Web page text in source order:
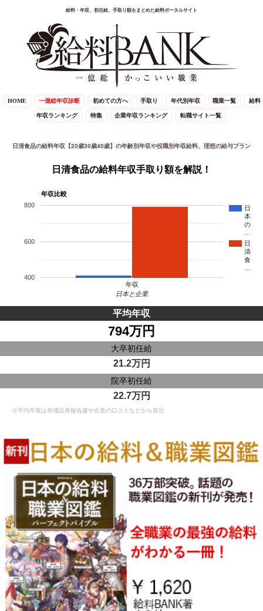
給料・年収、初任給、手取り額をまとめた給料ポータルサイト
HOME 一億総年収診断 初めての方へ 手取り 年代別年収 職業一覧 給料
年収ランキング 特集 企業年収ランキング 転職サイト一覧
日清食品の給料年収【20歳30歳40歳】の年齢別年収や役職別年収給料、理想の給与プラン
日清食品の給料年収手取り額を解説！
年収比較
日
本
の
日
清
食
年収
400
600
800
日本と企業
平均年収
794万円
大卒初任給
21.2万円
院卒初任給
22.7万円
※平均年収は有価証券報告書や企業の口コミなどから算出